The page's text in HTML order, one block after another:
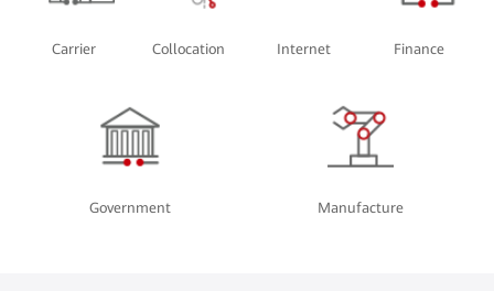
Carrier Collocation Internet Finance
Government Manufacture